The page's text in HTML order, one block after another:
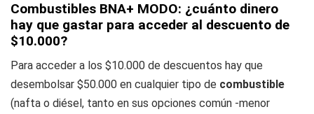
Combustibles BNA+ MODO: ¿cuánto dinero
hay que gastar para acceder al descuento de
$10.000?
Para acceder a los $10.000 de descuentos hay que
desembolsar $50.000 en cualquier tipo de combustible
(nafta o diésel, tanto en sus opciones común -menor